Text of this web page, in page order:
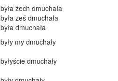
była żech dmuchała
była żeś dmuchała
była dmuchała
były my dmuchały
byłyście dmuchały